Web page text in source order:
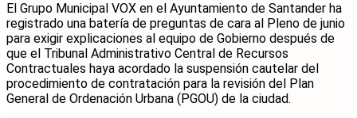
El Grupo Municipal VOX en el Ayuntamiento de Santander ha
registrado una batería de preguntas de cara al Pleno de junio
para exigir explicaciones al equipo de Gobierno después de
que el Tribunal Administrativo Central de Recursos
Contractuales haya acordado la suspensión cautelar del
procedimiento de contratación para la revisión del Plan
General de Ordenación Urbana (PGOU) de la ciudad.